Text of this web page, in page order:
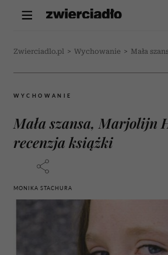
Zwierciadlo.pl > Wychowanie > Mała
WYCHOWANIE
Mała szansa, Marjolijn
recenzja książki
MONIKA STACHURA